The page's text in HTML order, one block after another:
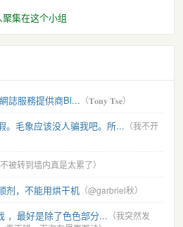
聚集在这个小组
誌服務提供商Bl... （𝐓𝐨𝐧𝐲 𝐓𝐬𝐞）
。毛象应该没人骗我吧。所... （我不开
被转到墙内真是太累了）
剂，不能用烘干机 （@garbriel秋）
，最好是除了色色部分... （我突然发